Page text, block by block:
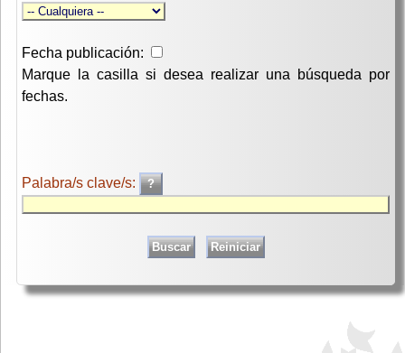
Fecha publicación:
Marque la casilla si desea realizar una búsqueda por
fechas.
Palabra/s clave/s: